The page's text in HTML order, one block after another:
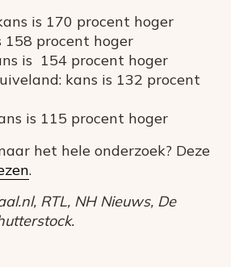
is 170 procent hoger
158 procent hoger
is 154 procent hoger
kans is 132 procent
is 115 procent hoger
het hele onderzoek? Deze
.
RTL, NH Nieuws, De